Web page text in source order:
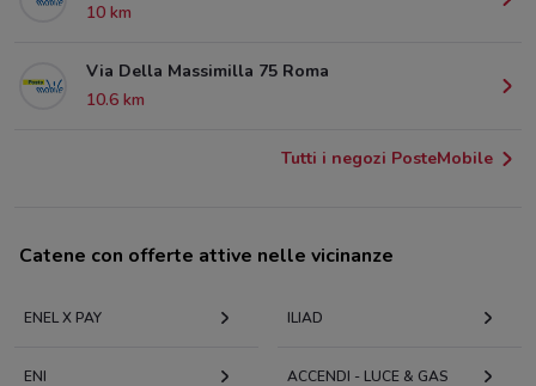
10 km
Via Della Massimilla 75 Roma
10.6 km
Tutti i negozi PosteMobile
Catene con offerte attive nelle vicinanze
ENEL X PAY ILIAD
ENI ACCENDI - LUCE & GAS